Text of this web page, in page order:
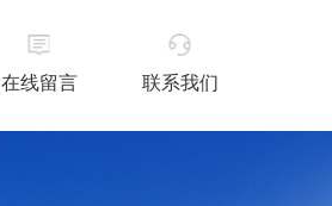
在线留言 联系我们